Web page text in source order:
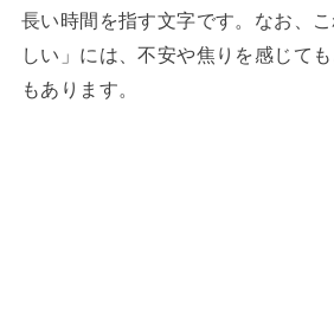
長い時間を指す文字です。なお、
しい」には、不安や焦りを感じて
もあります。